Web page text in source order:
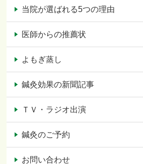
当院が選ばれる5つの理由
医師からの推薦状
よもぎ蒸し
鍼灸効果の新聞記事
ＴＶ・ラジオ出演
鍼灸のご予約
お問い合わせ